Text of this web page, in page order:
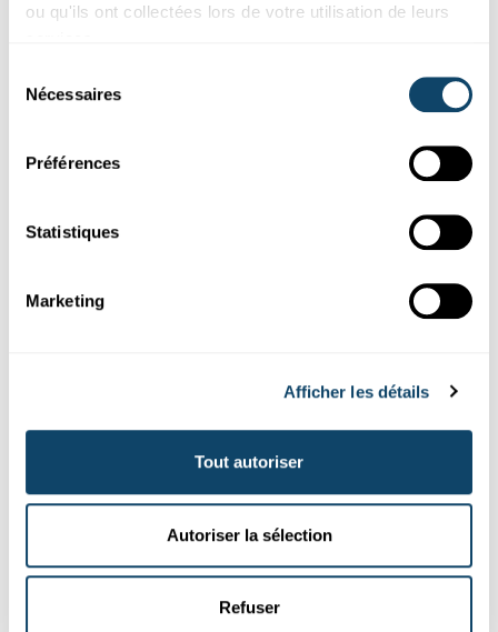
ou qu'ils ont collectées lors de votre utilisation de leurs
Nécessaires
Préférences
Statistiques
Marketing
Afficher les détails
Tout autoriser
Autoriser la sélection
Refuser
algues bleues dans les eaux
Grâce à l'application pour smartphone Bloomin' Algae, tout le
monde au Luxembourg peut aider les scientifiques du LIST à...
Mr Science
Wéi eng Alternative ginn et eigentlech fir